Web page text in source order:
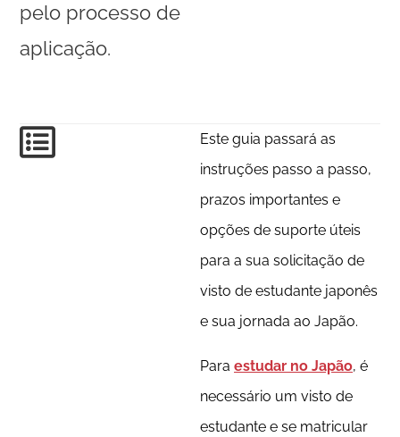
pelo processo de
aplicação.
Este guia passará as
instruções passo a passo,
prazos importantes e
opções de suporte úteis
para a sua solicitação de
visto de estudante japonês
e sua jornada ao Japão.
Para estudar no Japão, é
necessário um visto de
estudante e se matricular